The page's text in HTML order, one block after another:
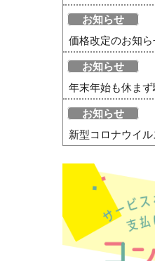
お知らせ
価格改定のお知ら
お知らせ
年末年始も休まず
お知らせ
新型コロナウイ